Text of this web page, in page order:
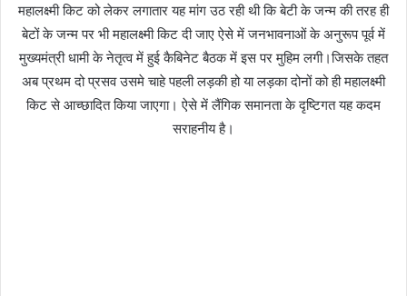
महालक्ष्मी किट को लेकर लगातार यह मांग उठ रही थी कि बेटी के जन्म की तरह ही
बेटों के जन्म पर भी महालक्ष्मी किट दी जाए ऐसे में जनभावनाओं के अनुरूप पूर्व में
मुख्यमंत्री धामी के नेतृत्व में हुई कैबिनेट बैठक में इस पर मुहिम लगी।जिसके तहत
अब प्रथम दो प्रसव उसमे चाहे पहली लड़की हो या लड़का दोनों को ही महालक्ष्मी
किट से आच्छादित किया जाएगा। ऐसे में लैंगिक समानता के दृष्टिगत यह कदम
सराहनीय है।